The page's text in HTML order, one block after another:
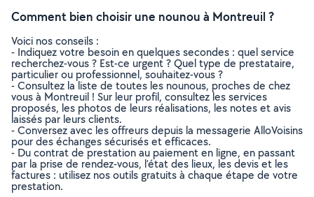
Comment bien choisir une nounou à Montreuil ?
Voici nos conseils :
- Indiquez votre besoin en quelques secondes : quel service
recherchez-vous ? Est-ce urgent ? Quel type de prestataire,
particulier ou professionnel, souhaitez-vous ?
- Consultez la liste de toutes les nounous, proches de chez
vous à Montreuil ! Sur leur profil, consultez les services
proposés, les photos de leurs réalisations, les notes et avis
laissés par leurs clients.
- Conversez avec les offreurs depuis la messagerie AlloVoisins
pour des échanges sécurisés et efficaces.
- Du contrat de prestation au paiement en ligne, en passant
par la prise de rendez-vous, l’état des lieux, les devis et les
factures : utilisez nos outils gratuits à chaque étape de votre
prestation.